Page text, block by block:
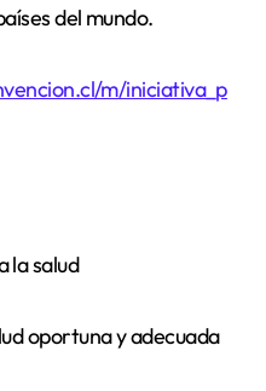
del mundo.
m/iniciativa_p
la salud
oportuna y adecuada